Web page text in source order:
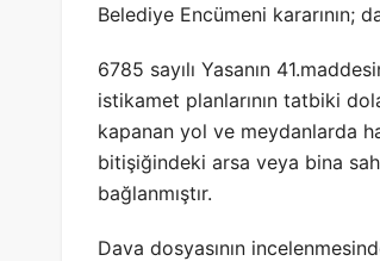
Belediye Encümeni kararının;
6785 sayılı Yasanın
istikamet planlarının tatbiki
kapanan yol ve meydanlarda
bitişiğindeki arsa veya bina
bağlanmıştır.
Dava dosyasının